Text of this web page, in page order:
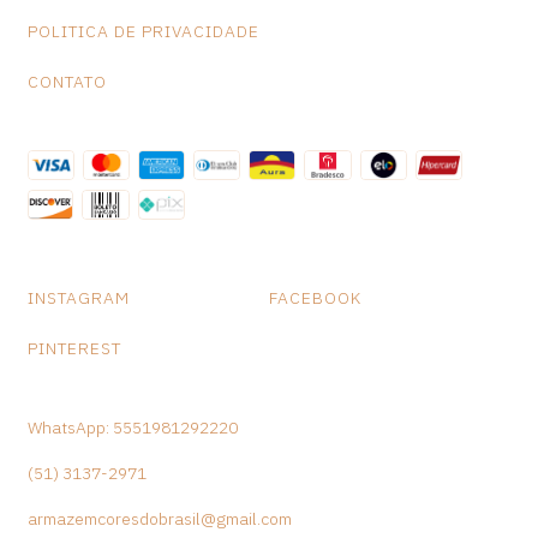
própria, que trazem alegria e bem-estar para quem as adquire.
POLITICA DE PRIVACIDADE
CONTATO
INSTAGRAM FACEBOOK
PINTEREST
WhatsApp: 5551981292220
(51) 3137-2971
armazemcoresdobrasil@gmail.com